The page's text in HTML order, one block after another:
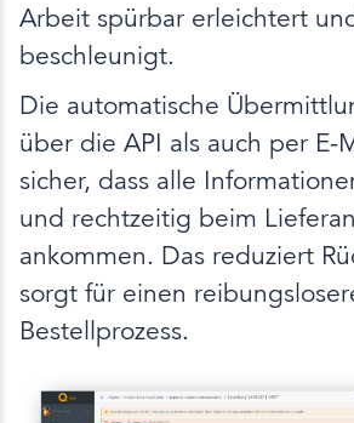
Arbeit spürbar erleichtert
beschleunigt.
Die automatische
über die API als auch per E-
sicher, dass alle
und rechtzeitig beim
ankommen. Das reduziert
sorgt für einen
Bestellprozess.